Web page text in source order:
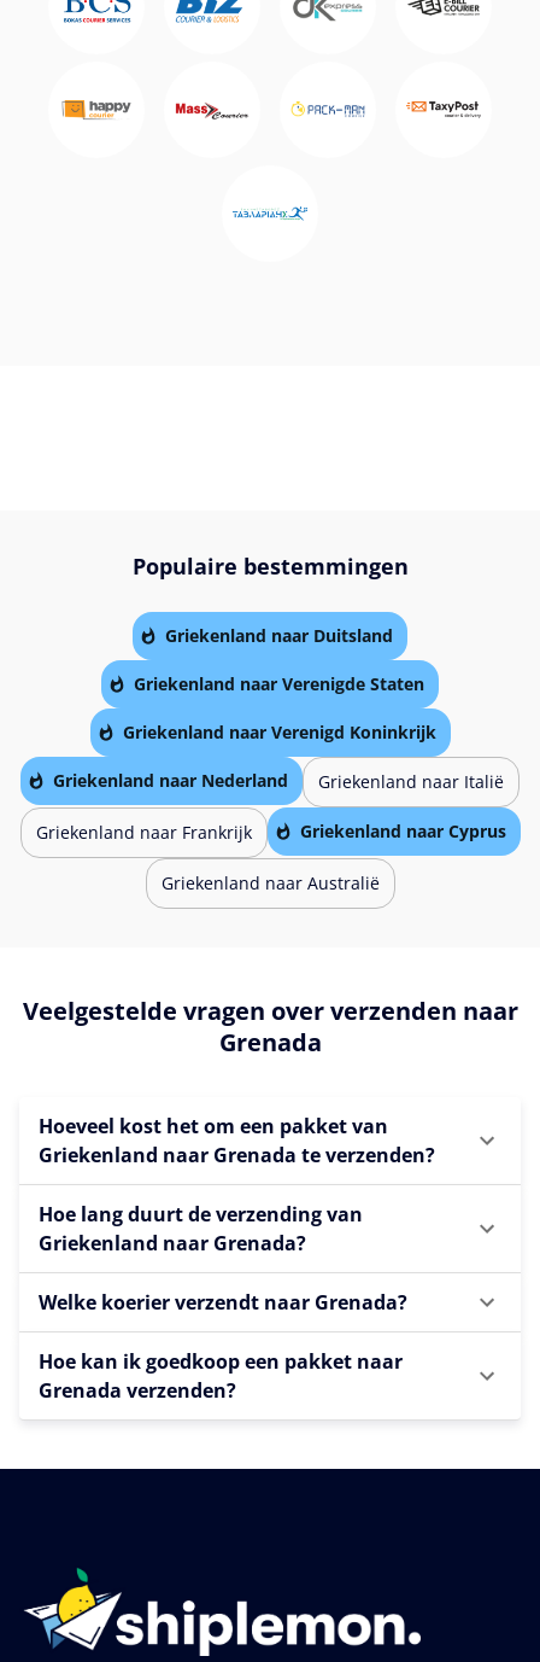
Populaire bestemmingen
Griekenland naar Duitsland
Griekenland naar Verenigde Staten
Griekenland naar Verenigd Koninkrijk
Griekenland naar Nederland Griekenland naar Italië
Griekenland naar Frankrijk Griekenland naar Cyprus
Griekenland naar Australië
Veelgestelde vragen over verzenden naar
Grenada
Hoeveel kost het om een pakket van
Griekenland naar Grenada te verzenden?
Hoe lang duurt de verzending van
Griekenland naar Grenada?
Welke koerier verzendt naar Grenada?
Hoe kan ik goedkoop een pakket naar
Grenada verzenden?